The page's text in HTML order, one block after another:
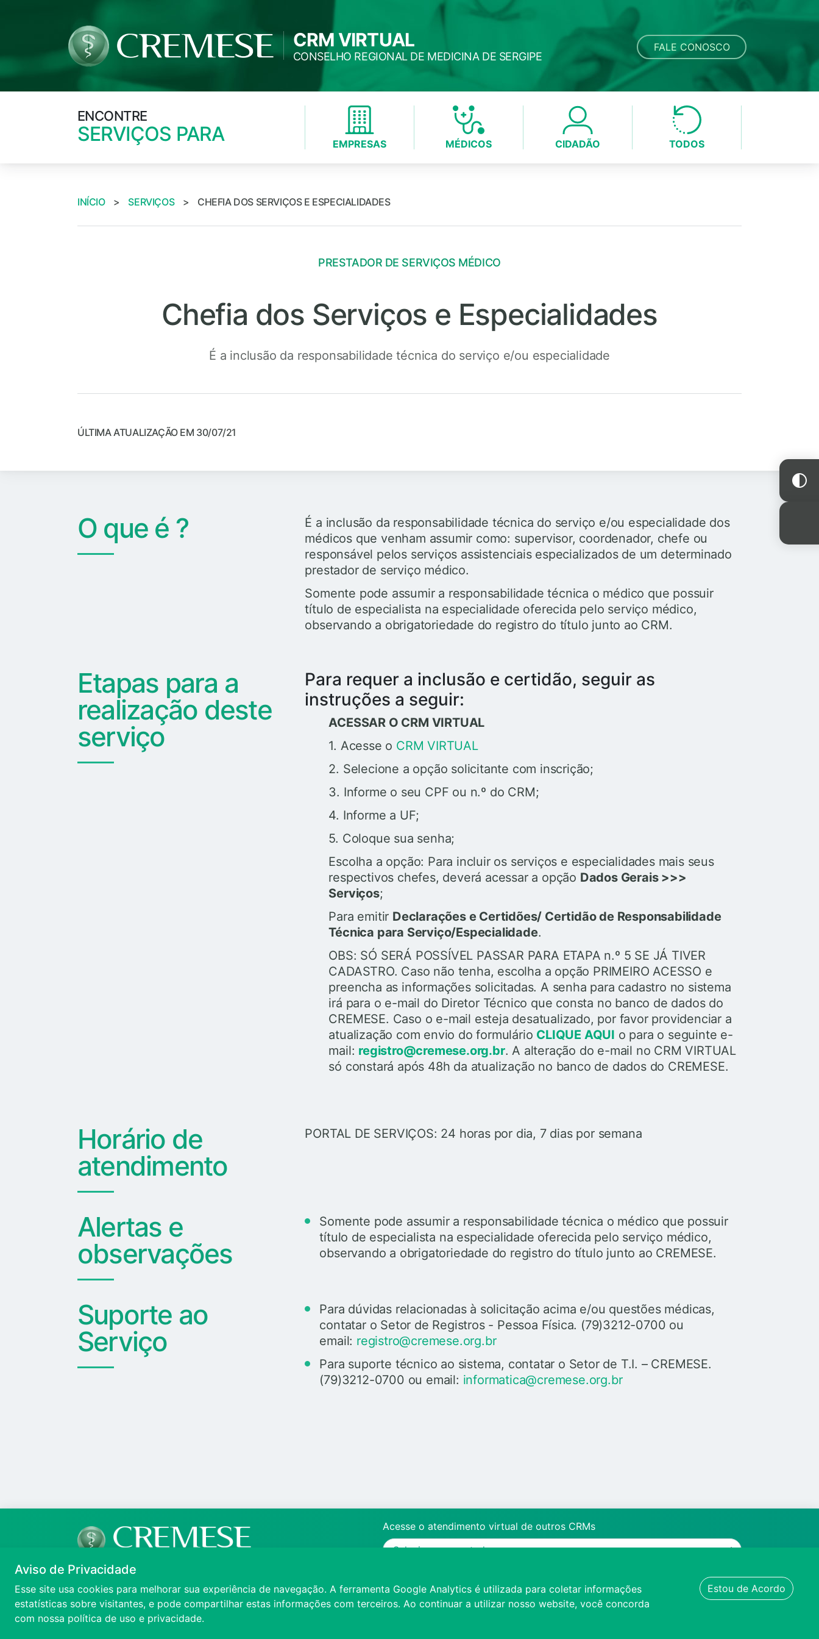
CRM VIRTUAL
CONSELHO REGIONAL DE MEDICINA DE SERGIPE
FALE CONOSCO
ENCONTRE
SERVIÇOS PARA EMPRESAS MÉDICOS CIDADÃO TODOS
INÍCIO > SERVIÇOS > CHEFIA DOS SERVIÇOS E ESPECIALIDADES
PRESTADOR DE SERVIÇOS MÉDICO
Chefia dos Serviços e Especialidades
É a inclusão da responsabilidade técnica do serviço e/ou especialidade
ÚLTIMA ATUALIZAÇÃO EM 30/07/21
O que é ?
É a inclusão da responsabilidade técnica do serviço e/ou especialidade dos
médicos que venham assumir como: supervisor, coordenador, chefe ou
responsável pelos serviços assistenciais especializados de um determinado
prestador de serviço médico.
Somente pode assumir a responsabilidade técnica o médico que possuir
título de especialista na especialidade oferecida pelo serviço médico,
observando a obrigatoriedade do registro do título junto ao CRM.
Etapas para a
realização deste
serviço
Para requer a inclusão e certidão, seguir as
instruções a seguir:
ACESSAR O CRM VIRTUAL
1. Acesse o CRM VIRTUAL
2. Selecione a opção solicitante com inscrição;
3. Informe o seu CPF ou n.º do CRM;
4. Informe a UF;
5. Coloque sua senha;
Escolha a opção: Para incluir os serviços e especialidades mais seus
respectivos chefes, deverá acessar a opção Dados Gerais >>>
Serviços;
Para emitir Declarações e Certidões/ Certidão de Responsabilidade
Técnica para Serviço/Especialidade.
OBS: SÓ SERÁ POSSÍVEL PASSAR PARA ETAPA n.º 5 SE JÁ TIVER
CADASTRO. Caso não tenha, escolha a opção PRIMEIRO ACESSO e
preencha as informações solicitadas. A senha para cadastro no sistema
irá para o e-mail do Diretor Técnico que consta no banco de dados do
CREMESE. Caso o e-mail esteja desatualizado, por favor providenciar a
atualização com envio do formulário CLIQUE AQUI o para o seguinte e-
mail: registro@cremese.org.br. A alteração do e-mail no CRM VIRTUAL
só constará após 48h da atualização no banco de dados do CREMESE.
Horário de
atendimento
PORTAL DE SERVIÇOS: 24 horas por dia, 7 dias por semana
Alertas e
observações
Somente pode assumir a responsabilidade técnica o médico que possuir
título de especialista na especialidade oferecida pelo serviço médico,
observando a obrigatoriedade do registro do título junto ao CREMESE.
Suporte ao
Serviço
Para dúvidas relacionadas à solicitação acima e/ou questões médicas,
contatar o Setor de Registros - Pessoa Física. (79)3212-0700 ou
email: registro@cremese.org.br
Para suporte técnico ao sistema, contatar o Setor de T.I. – CREMESE.
(79)3212-0700 ou email: informatica@cremese.org.br
Aviso de Privacidade
Esse site usa cookies para melhorar sua experiência de navegação. A ferramenta Google Analytics é utilizada para coletar informações
estatísticas sobre visitantes, e pode compartilhar estas informações com terceiros. Ao continuar a utilizar nosso website, você concorda
com nossa política de uso e privacidade.
Estou de Acordo
Acesse o atendimento virtual de outros CRMs
MANUAL DE PROCEDIMENTOS VÍDEO DE APRESENTAÇÃO ACESSIBILIDADE FALE CONOSCO TRANSPARÊNCIA